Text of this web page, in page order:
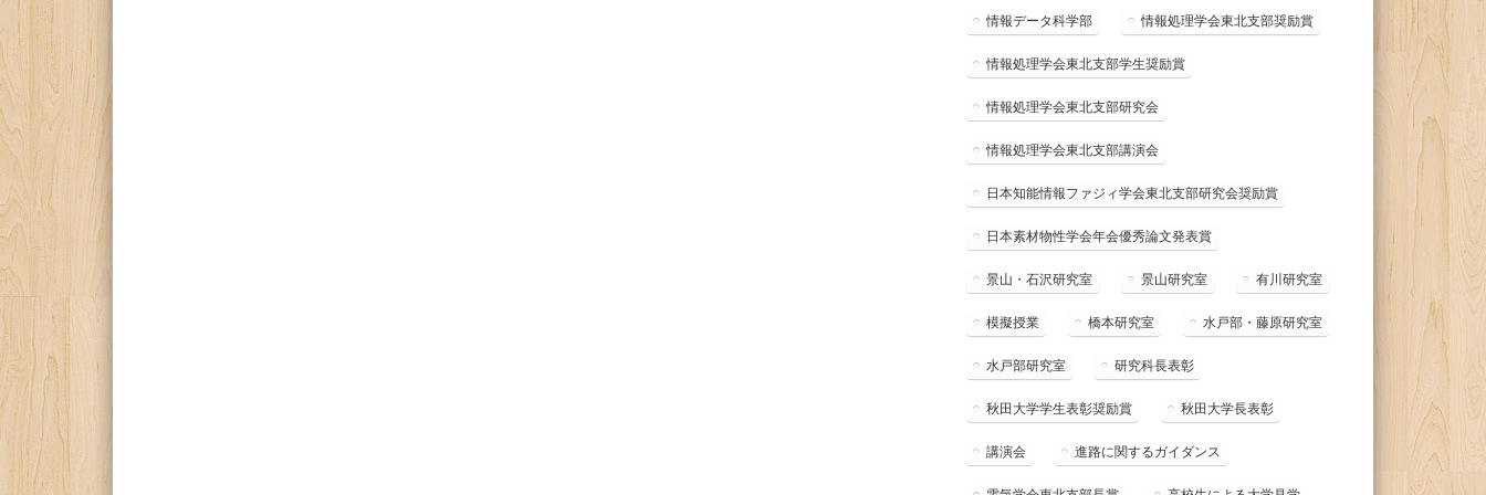
情報データ科学部 情報処理学会東北支部奨励賞
情報処理学会東北支部学生奨励賞
情報処理学会東北支部研究会
情報処理学会東北支部講演会
日本知能情報ファジィ学会東北支部研究会奨励賞
日本素材物性学会年会優秀論文発表賞
景山・石沢研究室 景山研究室 有川研究室
模擬授業 橋本研究室 水戸部・藤原研究室
水戸部研究室 研究科長表彰
秋田大学学生表彰奨励賞 秋田大学長表彰
講演会 進路に関するガイダンス